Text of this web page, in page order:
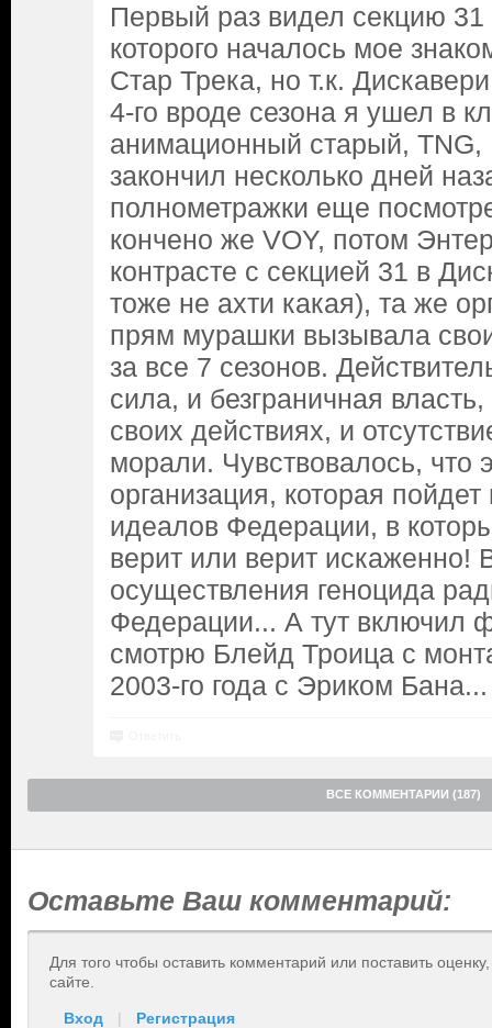
Первый раз видел секцию 31
которого началось мое
Стар Трека, но т.к.
4-го вроде сезона я ушел в
анимационный старый, TNG,
закончил несколько дней
полнометражки еще
кончено же VOY, потом
контрасте с секцией 31 в
тоже не ахти какая), та же
прям мурашки вызывала
за все 7 сезонов.
сила, и безграничная
своих действиях, и
морали. Чувствовалось, что
организация, которая
идеалов Федерации, в
верит или верит искаженно!
осуществления геноцида
Федерации... А тут включил
смотрю Блейд Троица с
2003-го года с Эриком Бана...
ВСЕ КОММЕНТАРИИ (187)
Оставьте Ваш комментарий:
Для того чтобы оставить комментарий или поставить
сайте.
Вход | Регистрация